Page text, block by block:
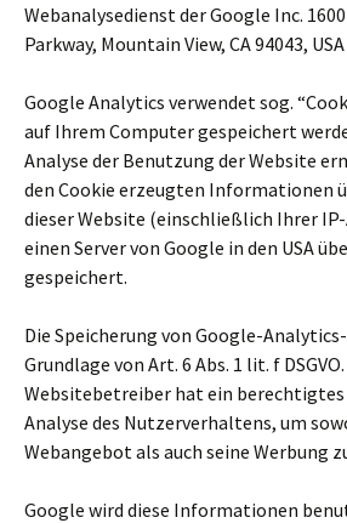
Webanalysedienst der Google Inc.
Parkway, Mountain View, CA 94043,
Google Analytics ver­wen­det sog.
auf Ihrem Computer gespei­chert
Analyse der Benutzung der Website
den Cookie erzeug­ten Informationen
dieser Website (ein­schließ­lich Ihrer IP-
einen Server von Google in den USA
gespei­chert.
Die Speicherung von Google-
Grundlage von Art. 6 Abs. 1 lit. f
Websitebetreiber hat ein berech­tig­tes
Analyse des Nutzerverhaltens, um
Webangebot als auch seine Werbung
Google wird diese Informationen